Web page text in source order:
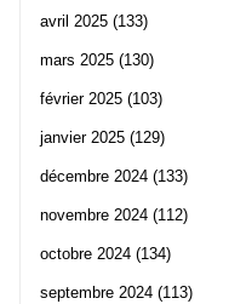
avril 2025 (133)
mars 2025 (130)
février 2025 (103)
janvier 2025 (129)
décembre 2024 (133)
novembre 2024 (112)
octobre 2024 (134)
septembre 2024 (113)